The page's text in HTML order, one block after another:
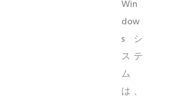
Win
dow
sシ
ステ
ム
は、